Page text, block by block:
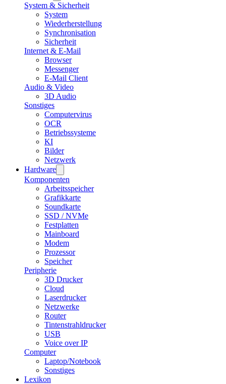
System & Sicherheit
System
Wiederherstellung
Synchronisation
Sicherheit
Internet & E-Mail
Browser
Messenger
E-Mail Client
Audio & Video
3D Audio
Sonstiges
Computervirus
OCR
Betriebssysteme
KI
Bilder
Netzwerk
Hardware
Komponenten
Arbeitsspeicher
Grafikkarte
Soundkarte
SSD / NVMe
Festplatten
Mainboard
Modem
Prozessor
Speicher
Peripherie
3D Drucker
Cloud
Laserdrucker
Netzwerke
Router
Tintenstrahldrucker
USB
Voice over IP
Computer
Laptop/Notebook
Sonstiges
Lexikon